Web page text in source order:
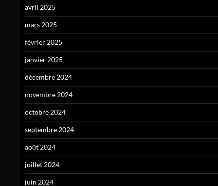
avril 2025
mars 2025
février 2025
janvier 2025
décembre 2024
novembre 2024
octobre 2024
septembre 2024
août 2024
juillet 2024
juin 2024